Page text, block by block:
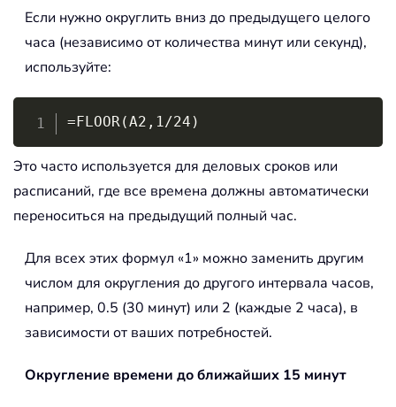
Если нужно округлить вниз до предыдущего целого
часа (независимо от количества минут или секунд),
используйте:
=FLOOR(A2,1/24)
Это часто используется для деловых сроков или
расписаний, где все времена должны автоматически
переноситься на предыдущий полный час.
Для всех этих формул «1» можно заменить другим
числом для округления до другого интервала часов,
например, 0.5 (30 минут) или 2 (каждые 2 часа), в
зависимости от ваших потребностей.
Округление времени до ближайших 15 минут